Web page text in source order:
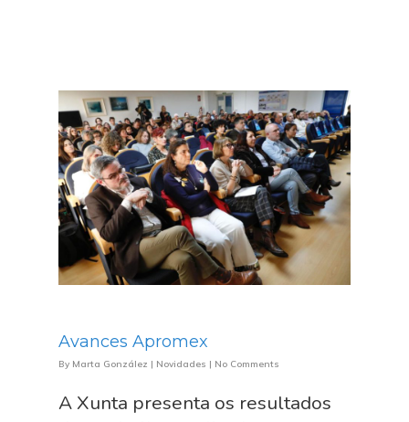
Avances Apromex
By Marta González | Novidades | No Comments
A Xunta presenta os resultados